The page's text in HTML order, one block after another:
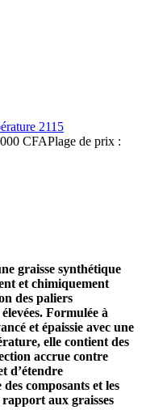
2115
CFAPlage de prix :
graisse synthétique
et chimiquement
des paliers
Formulée à
et épaissie avec une
elle contient des
accrue contre
d’étendre
composants et les
aux graisses